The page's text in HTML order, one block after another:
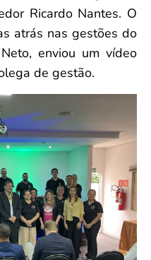
Ricardo Nantes. O
atrás nas gestões do
enviou um vídeo
de gestão.